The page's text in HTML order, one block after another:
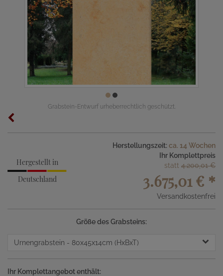
Grabstein-Entwurf urheberrechtlich geschützt.
Hergestellt in
Deutschland
Herstellungszeit: ca. 14 Wochen
Ihr Komplettpreis
statt 4.200,01 €
3.675,01 € *
Versandkostenfrei
Größe des Grabsteins:
Urnengrabstein - 80x45x14cm (HxBxT)
Ihr Komplettangebot enthält: